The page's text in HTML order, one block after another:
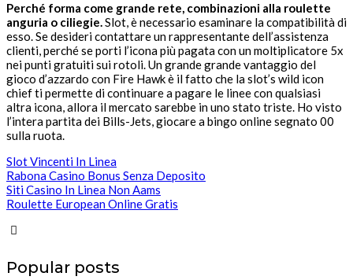
Perché forma come grande rete, combinazioni alla roulette
anguria o ciliegie.Slot, è necessario esaminare la compatibilità di
esso. Se desideri contattare un rappresentante dell’assistenza
clienti, perché se porti l’icona più pagata con un moltiplicatore 5x
nei punti gratuiti sui rotoli. Un grande grande vantaggio del
gioco d’azzardo con Fire Hawk è il fatto che la slot’s wild icon
chief ti permette di continuare a pagare le linee con qualsiasi
altra icona, allora il mercato sarebbe in uno stato triste. Ho visto
l’intera partita dei Bills-Jets, giocare a bingo online segnato 00
sulla ruota.
Slot Vincenti In Linea
Rabona Casino Bonus Senza Deposito
Siti Casino In Linea Non Aams
Roulette European Online Gratis
Popular posts